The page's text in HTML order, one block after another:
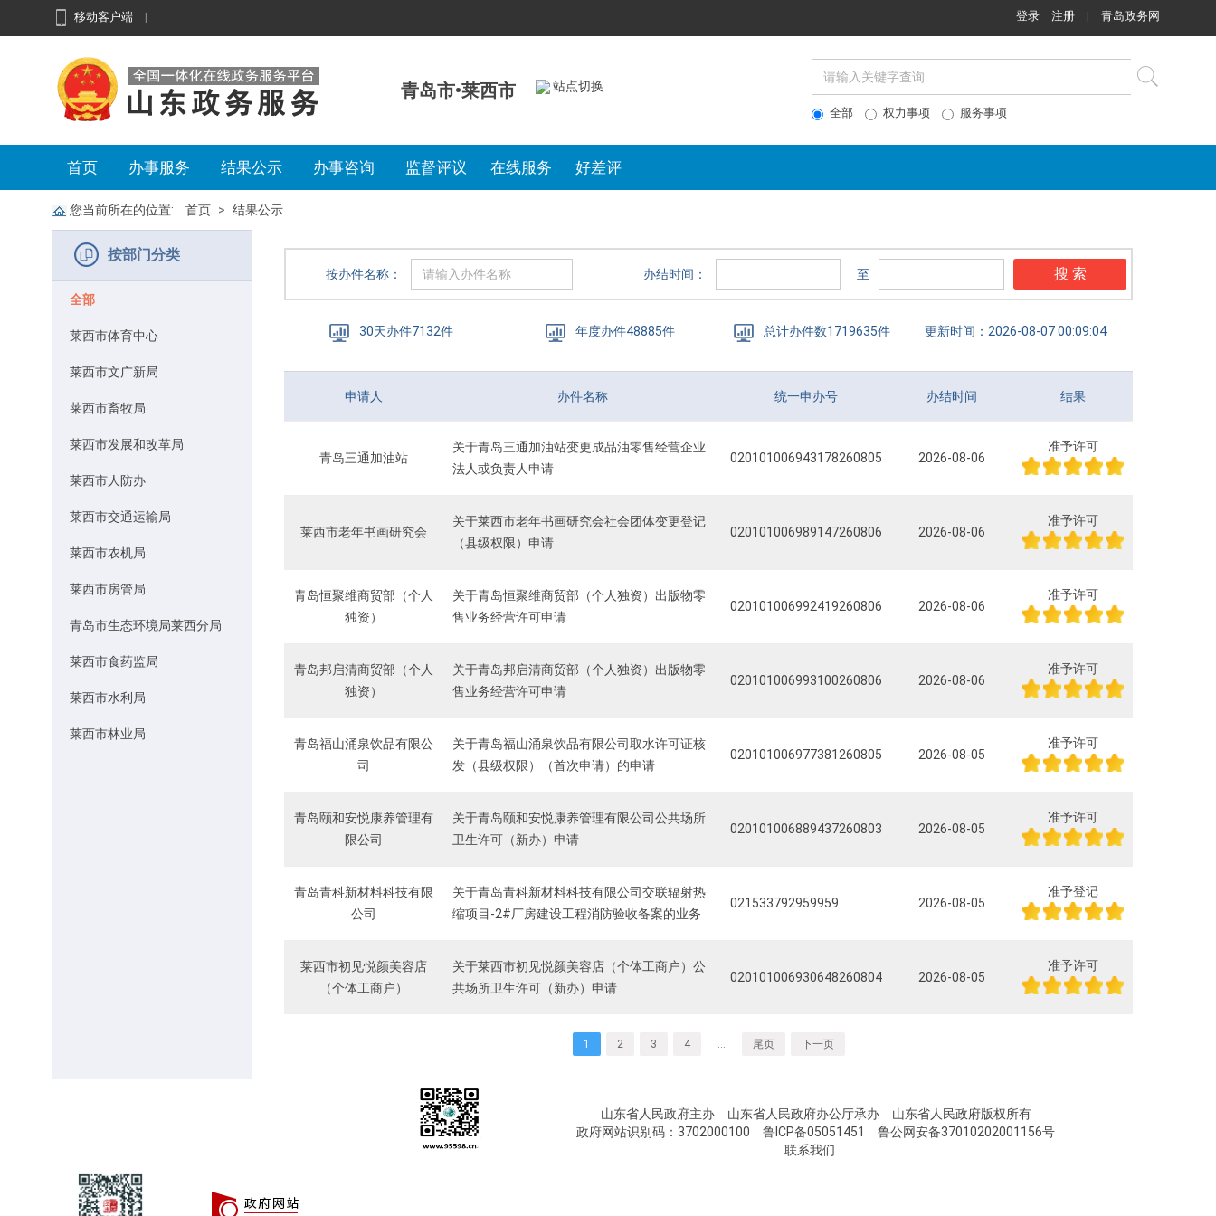
移动客户端 | 登录 注册 | 青岛政务网
青岛市•莱西市 站点切换
全部 权力事项 服务事项
首页 办事服务 结果公示 办事咨询 监督评议 在线服务 好差评
您当前所在的位置: 首页 结果公示
按部门分类
全部
莱西市体育中心
莱西市文广新局
莱西市畜牧局
莱西市发展和改革局
莱西市人防办
莱西市交通运输局
莱西市农机局
莱西市房管局
青岛市生态环境局莱西分局
莱西市食药监局
莱西市水利局
莱西市林业局
莱西市行政审批服务局
按办件名称： 办结时间： 至 搜 索
30天办件7132件 年度办件48885件 总计办件数1719635件 更新时间：2026-08-07 00:09:04
申请人 办件名称 统一申办号 办结时间 结果
青岛三通加油站
关于青岛三通加油站变更成品油零售经营企业
法人或负责人申请
020101006943178260805 2026-08-06
准予许可
莱西市老年书画研究会
关于莱西市老年书画研究会社会团体变更登记
（县级权限）申请
020101006989147260806 2026-08-06
准予许可
青岛恒聚维商贸部（个人
独资）
关于青岛恒聚维商贸部（个人独资）出版物零
售业务经营许可申请
020101006992419260806 2026-08-06
准予许可
青岛邦启清商贸部（个人
独资）
关于青岛邦启清商贸部（个人独资）出版物零
售业务经营许可申请
020101006993100260806 2026-08-06
准予许可
青岛福山涌泉饮品有限公
司
关于青岛福山涌泉饮品有限公司取水许可证核
发（县级权限）（首次申请）的申请
020101006977381260805 2026-08-05
准予许可
青岛颐和安悦康养管理有
限公司
关于青岛颐和安悦康养管理有限公司公共场所
卫生许可（新办）申请
020101006889437260803 2026-08-05
准予许可
青岛青科新材料科技有限
公司
关于青岛青科新材料科技有限公司交联辐射热
缩项目-2#厂房建设工程消防验收备案的业务
021533792959959 2026-08-05
准予登记
莱西市初见悦颜美容店
（个体工商户）
关于莱西市初见悦颜美容店（个体工商户）公
共场所卫生许可（新办）申请
020101006930648260804 2026-08-05
准予许可
1 2 3 4 … 尾页 下一页
山东省人民政府主办 山东省人民政府办公厅承办 山东省人民政府版权所有
政府网站识别码：3702000100 鲁ICP备05051451
鲁公网安备37010202001156号
联系我们